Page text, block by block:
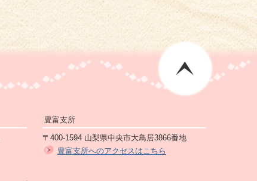
豊富支所
〒400-1594 山梨県中央市大鳥居3866番地
豊富支所へのアクセスはこちら